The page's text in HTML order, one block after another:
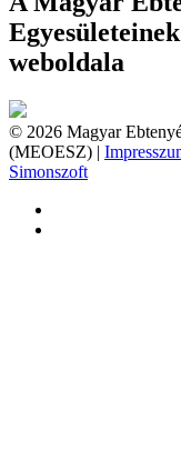
weboldala
© 2026 Magyar
(MEOESZ) |
Simonszoft